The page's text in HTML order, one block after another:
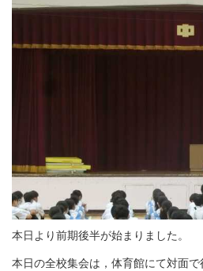
本日より前期後半が始まりました。
本日の全校集会は，体育館にて対面で